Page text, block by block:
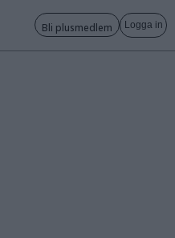
Bli plusmedlem Logga in